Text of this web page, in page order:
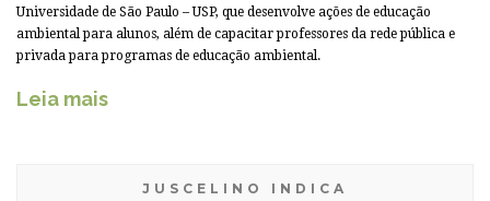
Universidade de São Paulo – USP, que desenvolve ações de educação
ambiental para alunos, além de capacitar professores da rede pública e
privada para programas de educação ambiental.
Leia mais
JUSCELINO INDICA